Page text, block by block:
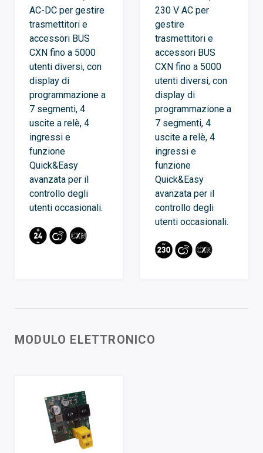
AC-DC per gestire
trasmettitori e
accessori BUS
CXN fino a 5000
utenti diversi, con
display di
programmazione a
7 segmenti, 4
uscite a relè, 4
ingressi e
funzione
Quick&Easy
avanzata per il
controllo degli
utenti occasionali.
230 V AC per
gestire
trasmettitori e
accessori BUS
CXN fino a 5000
utenti diversi, con
display di
programmazione a
7 segmenti, 4
uscite a relè, 4
ingressi e
funzione
Quick&Easy
avanzata per il
controllo degli
utenti occasionali.
MODULO ELETTRONICO